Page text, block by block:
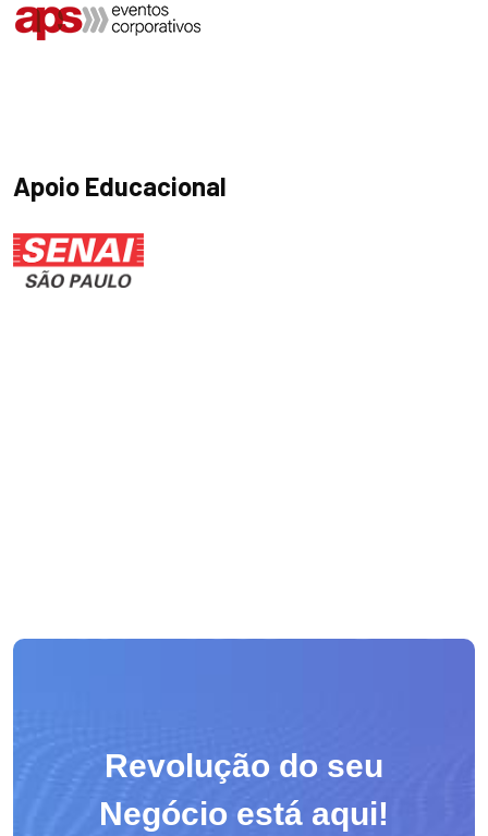
Apoio Educacional
Revolução do seu
Negócio está aqui!